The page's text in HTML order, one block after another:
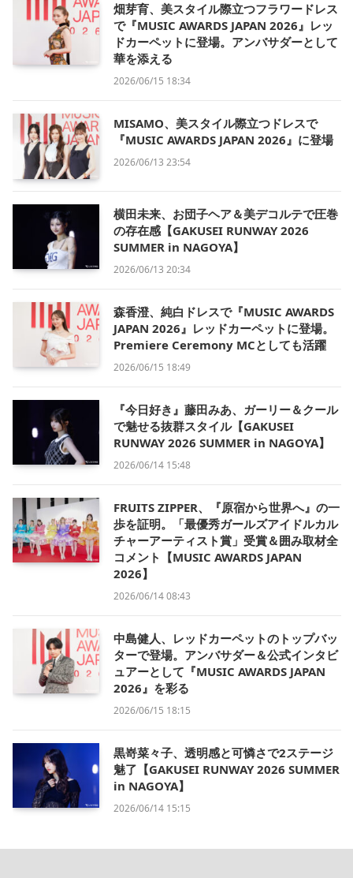
畑芽育、美スタイル際立つフラワードレス
で『MUSIC AWARDS JAPAN 2026』レッ
ドカーペットに登場。アンバサダーとして
華を添える
2026/06/15 18:34
MISAMO、美スタイル際立つドレスで
『MUSIC AWARDS JAPAN 2026』に登場
2026/06/13 23:54
横田未来、お団子ヘア＆美デコルテで圧巻
の存在感【GAKUSEI RUNWAY 2026
SUMMER in NAGOYA】
2026/06/13 20:34
森香澄、純白ドレスで『MUSIC AWARDS
JAPAN 2026』レッドカーペットに登場。
Premiere Ceremony MCとしても活躍
2026/06/15 18:49
『今日好き』藤田みあ、ガーリー＆クール
で魅せる抜群スタイル【GAKUSEI
RUNWAY 2026 SUMMER in NAGOYA】
2026/06/14 15:48
FRUITS ZIPPER、『原宿から世界へ』の一
歩を証明。「最優秀ガールズアイドルカル
チャーアーティスト賞」受賞＆囲み取材全
コメント【MUSIC AWARDS JAPAN
2026】
2026/06/14 08:43
中島健人、レッドカーペットのトップバッ
ターで登場。アンバサダー＆公式インタビ
ュアーとして『MUSIC AWARDS JAPAN
2026』を彩る
2026/06/15 18:15
黒嵜菜々子、透明感と可憐さで2ステージ
魅了【GAKUSEI RUNWAY 2026 SUMMER
in NAGOYA】
2026/06/14 15:15